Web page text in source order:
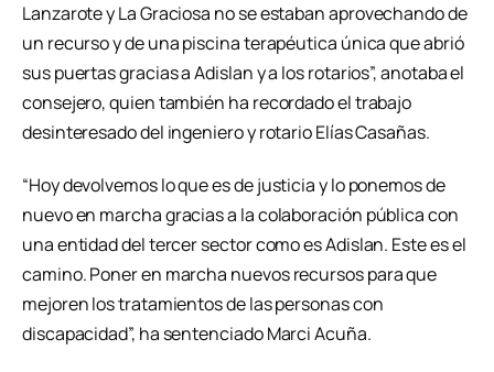
Lanzarote y La Graciosa no se estaban aprovechando de
un recurso y de una piscina terapéutica única que abrió
sus puertas gracias a Adislan y a los rotarios”, anotaba el
consejero, quien también ha recordado el trabajo
desinteresado del ingeniero y rotario Elías Casañas.
“Hoy devolvemos lo que es de justicia y lo ponemos de
nuevo en marcha gracias a la colaboración pública con
una entidad del tercer sector como es Adislan. Este es el
camino. Poner en marcha nuevos recursos para que
mejoren los tratamientos de las personas con
discapacidad”, ha sentenciado Marci Acuña.